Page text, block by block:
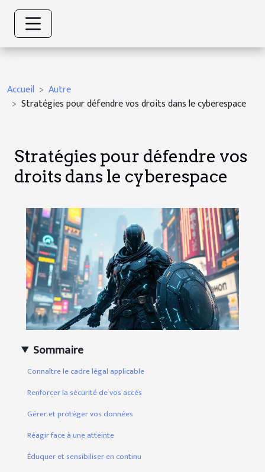
Accueil
Autre
Stratégies pour défendre vos droits dans le cyberespace
Stratégies pour défendre vos
droits dans le cyberespace
Sommaire
Connaître le cadre légal applicable
Renforcer la sécurité de vos accès
Gérer et protéger vos données
Réagir face à une atteinte
Éduquer et sensibiliser en continu